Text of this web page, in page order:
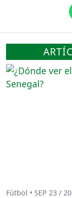
Fútbol • SEP 23 /